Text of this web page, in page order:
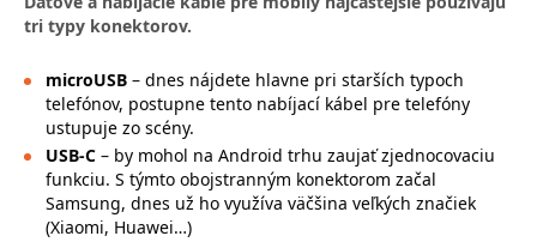
tri typy konektorov.
microUSB – dnes nájdete hlavne pri starších typoch
telefónov, postupne tento nabíjací kábel pre telefóny
ustupuje zo scény.
USB-C – by mohol na Android trhu zaujať zjednocovaciu
funkciu. S týmto obojstranným konektorom začal
Samsung, dnes už ho využíva väčšina veľkých značiek
(Xiaomi, Huawei…)